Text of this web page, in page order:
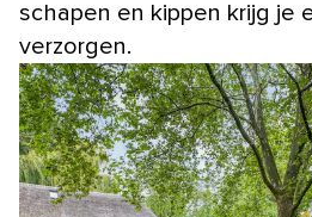
schapen en kippen krijg je
verzorgen.